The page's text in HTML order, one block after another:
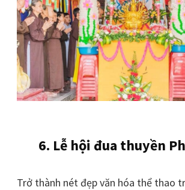
6. Lễ hội đua thuyền
Trở thành nét đẹp văn hóa thể thao